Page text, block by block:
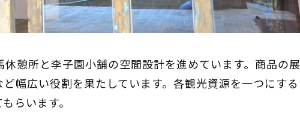
憩所と李子園小舗の空間設計を進めています。商品の展
幅広い役割を果たしています。各観光資源を一つにする
らいます。